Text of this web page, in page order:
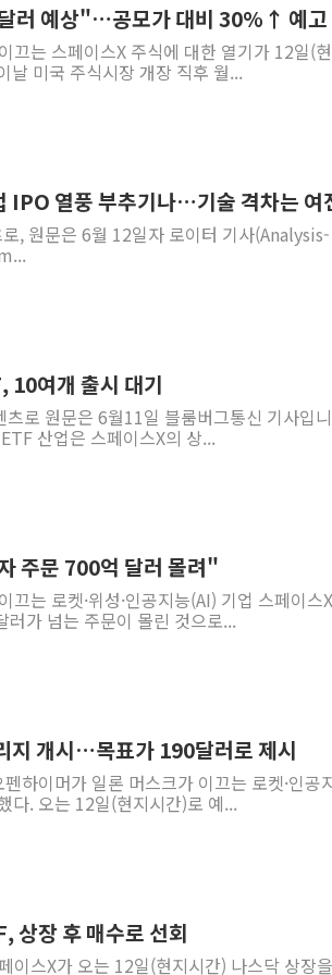
러 예상"…공모가 대비 30%↑ 예고
는 스페이스X 주식에 대한 열기가 12일(
날 미국 주식시장 개장 직후 월...
IPO 열풍 부추기나…기술 격차는 여
, 원문은 6월 12일자 로이터 기사(Analysis-
10여개 출시 대기
로 원문은 6월11일 블룸버그통신 기사입
산업은 스페이스X의 상...
주문 700억 달러 몰려"
는 로켓·위성·인공지능(AI) 기업 스페이스
가 넘는 주문이 몰린 것으로...
지 개시…목표가 190달러로 제시
하이머가 일론 머스크가 이끄는 로켓·인공
다. 오는 12일(현지시간)로 예...
상장 후 매수로 선회
스X가 오는 12일(현지시간) 나스닥 상장